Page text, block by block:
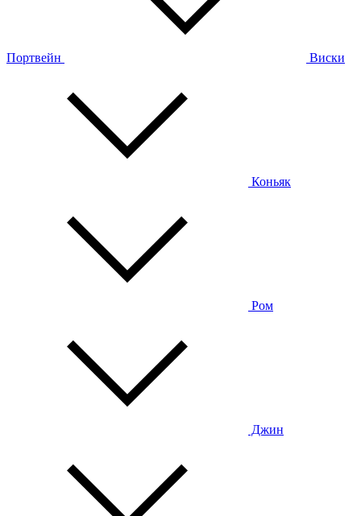
Портвейн Виски
Коньяк
Ром
Джин